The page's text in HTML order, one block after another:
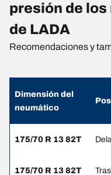
presión de
de LADA
Recomendaciones y
Dimensión del
neumático
175/70 R 13 82T
175/70 R 13 82T